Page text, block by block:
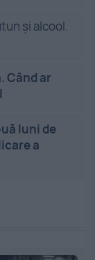
și alcool.
Când ar
luni de
a